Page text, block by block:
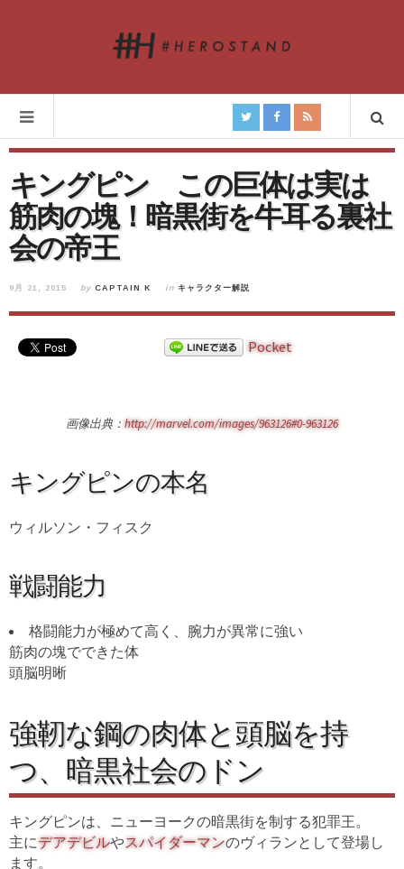
キングピン この巨体は実は
筋肉の塊！暗黒街を牛耳る裏社
会の帝王
9月 21, 2015 by CAPTAIN K in キャラクター解説
Pocket
画像出典： http://marvel.com/images/963126#0-963126
キングピンの本名
ウィルソン・フィスク
戦闘能力
格闘能力が極めて高く、腕力が異常に強い
筋肉の塊でできた体
頭脳明晰
強靭な鋼の肉体と頭脳を持
つ、暗黒社会のドン
キングピンは、ニューヨークの暗黒街を制する犯罪王。
主にデアデビルやスパイダーマンのヴィランとして登場し
ます。